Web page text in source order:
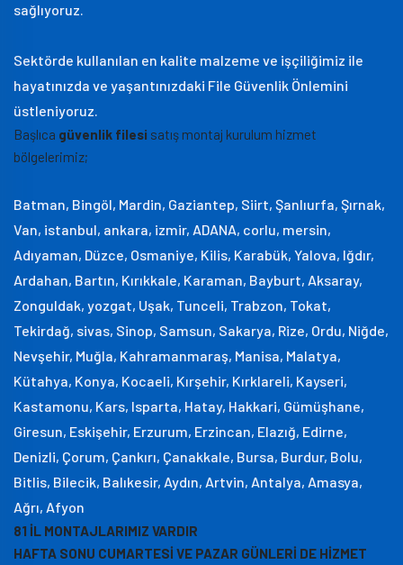
sağlıyoruz.
Sektörde kullanılan en kalite malzeme ve işçiliğimiz ile
hayatınızda ve yaşantınızdaki File Güvenlik Önlemini
üstleniyoruz.
Başlıca güvenlik filesi satış montaj kurulum hizmet
bölgelerimiz;
Batman, Bingöl, Mardin, Gaziantep, Siirt, Şanlıurfa, Şırnak,
Van, istanbul, ankara, izmir, ADANA, corlu, mersin,
Adıyaman, Düzce, Osmaniye, Kilis, Karabük, Yalova, Iğdır,
Ardahan, Bartın, Kırıkkale, Karaman, Bayburt, Aksaray,
Zonguldak, yozgat, Uşak, Tunceli, Trabzon, Tokat,
Tekirdağ, sivas, Sinop, Samsun, Sakarya, Rize, Ordu, Niğde,
Nevşehir, Muğla, Kahramanmaraş, Manisa, Malatya,
Kütahya, Konya, Kocaeli, Kırşehir, Kırklareli, Kayseri,
Kastamonu, Kars, Isparta, Hatay, Hakkari, Gümüşhane,
Giresun, Eskişehir, Erzurum, Erzincan, Elazığ, Edirne,
Denizli, Çorum, Çankırı, Çanakkale, Bursa, Burdur, Bolu,
Bitlis, Bilecik, Balıkesir, Aydın, Artvin, Antalya, Amasya,
Ağrı, Afyon
81 İL MONTAJLARIMIZ VARDIR
HAFTA SONU CUMARTESİ VE PAZAR GÜNLERİ DE HİZMET